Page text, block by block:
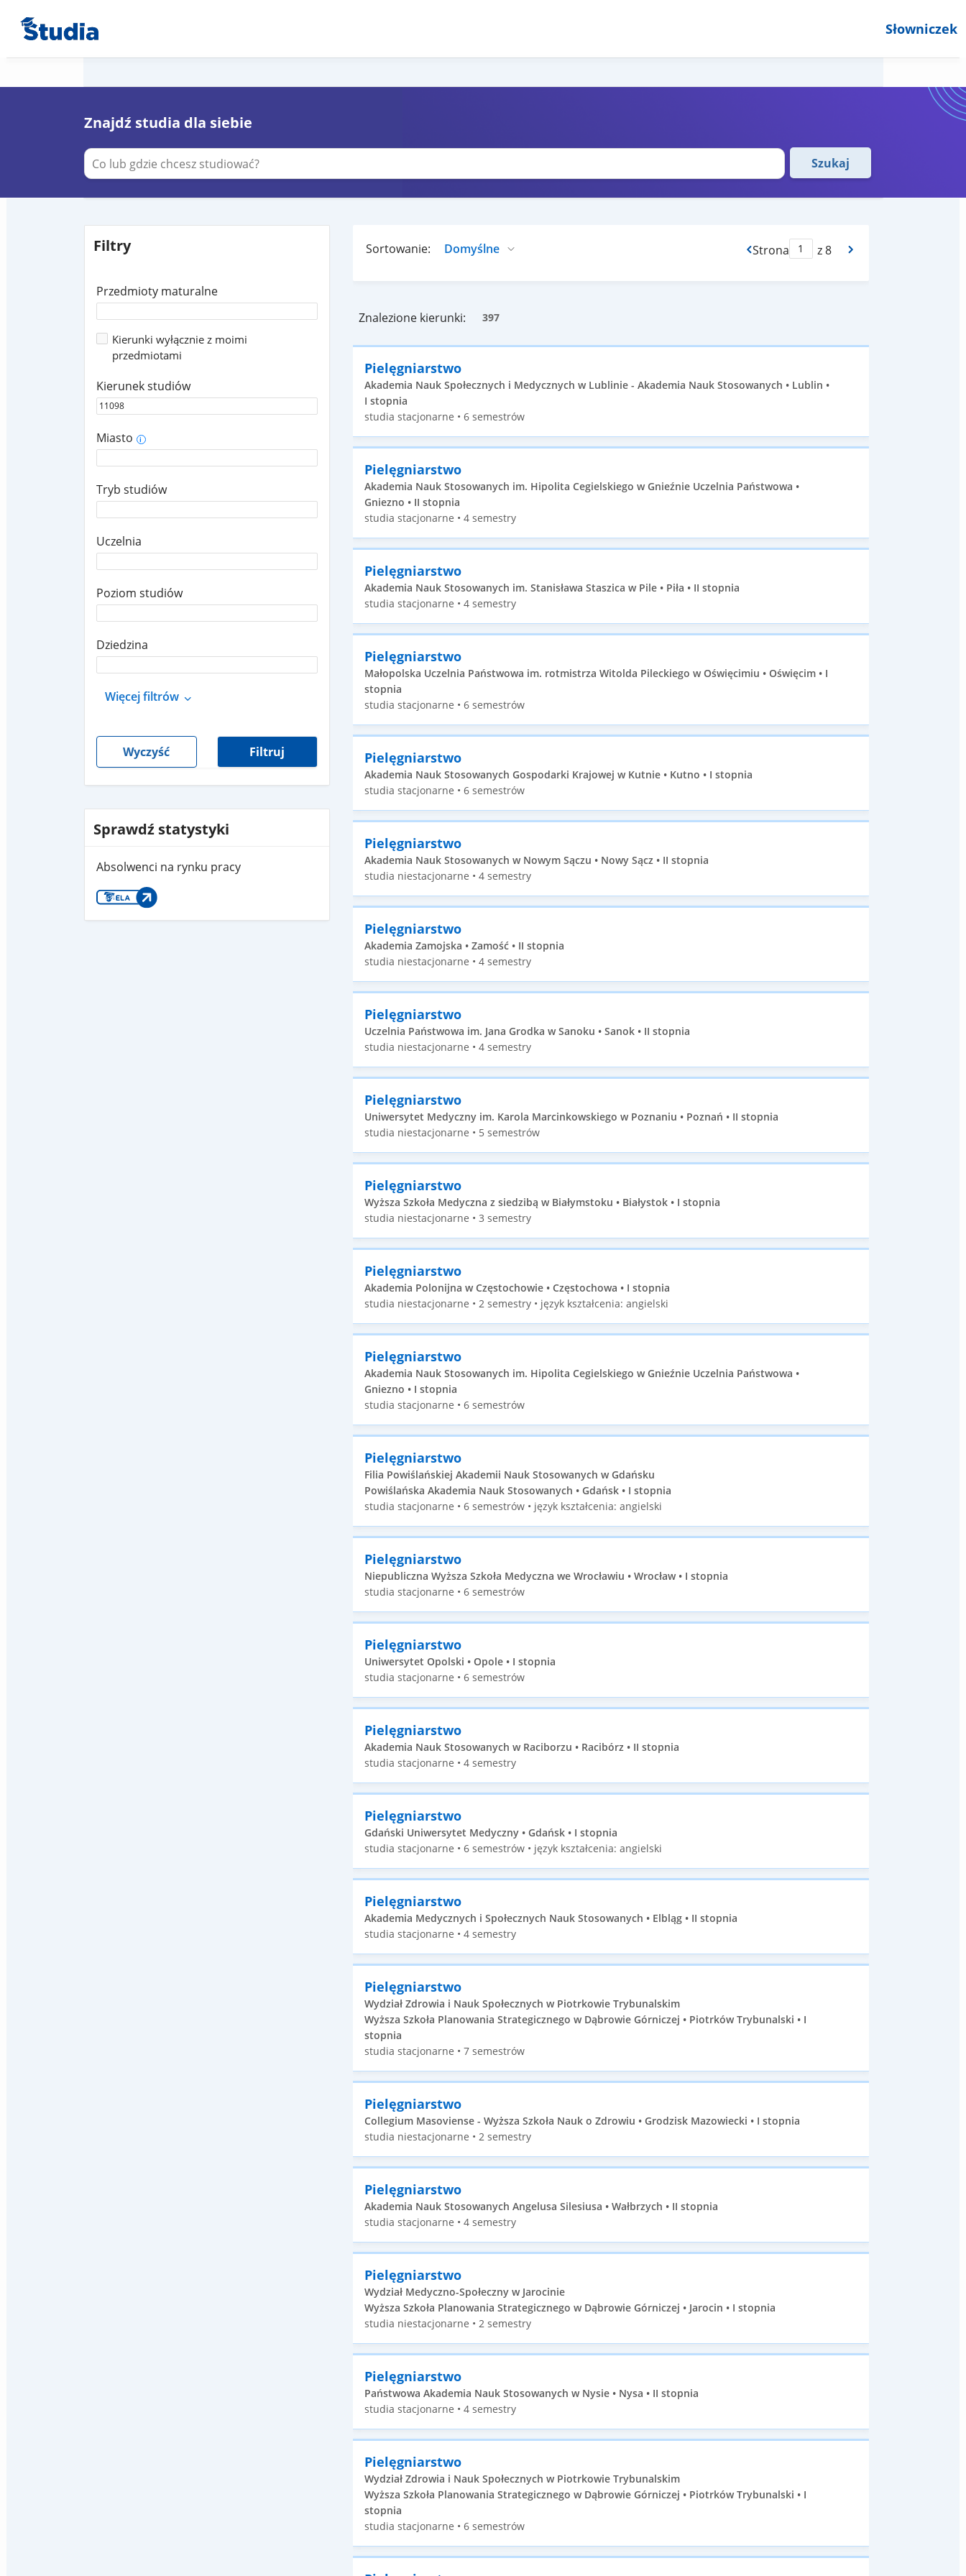
Słowniczek
Znajdź studia dla siebie
Szukaj
Filtry
Przedmioty maturalne
Kierunki wyłącznie z moimi
przedmiotami
Kierunek studiów
Miasto i
Tryb studiów
Uczelnia
Poziom studiów
Dziedzina
Więcej filtrów
Wyczyść Filtruj
Sprawdź statystyki
Absolwenci na rynku pracy
Sortowanie: Strona z 8
Znalezione kierunki: 397
Pielęgniarstwo
Akademia Nauk Społecznych i Medycznych w Lublinie - Akademia Nauk Stosowanych • Lublin •
I stopnia
studia stacjonarne • 6 semestrów
Pielęgniarstwo
Akademia Nauk Stosowanych im. Hipolita Cegielskiego w Gnieźnie Uczelnia Państwowa •
Gniezno • II stopnia
studia stacjonarne • 4 semestry
Pielęgniarstwo
Akademia Nauk Stosowanych im. Stanisława Staszica w Pile • Piła • II stopnia
studia stacjonarne • 4 semestry
Pielęgniarstwo
Małopolska Uczelnia Państwowa im. rotmistrza Witolda Pileckiego w Oświęcimiu • Oświęcim • I
stopnia
studia stacjonarne • 6 semestrów
Pielęgniarstwo
Akademia Nauk Stosowanych Gospodarki Krajowej w Kutnie • Kutno • I stopnia
studia stacjonarne • 6 semestrów
Pielęgniarstwo
Akademia Nauk Stosowanych w Nowym Sączu • Nowy Sącz • II stopnia
studia niestacjonarne • 4 semestry
Pielęgniarstwo
Akademia Zamojska • Zamość • II stopnia
studia niestacjonarne • 4 semestry
Pielęgniarstwo
Uczelnia Państwowa im. Jana Grodka w Sanoku • Sanok • II stopnia
studia niestacjonarne • 4 semestry
Pielęgniarstwo
Uniwersytet Medyczny im. Karola Marcinkowskiego w Poznaniu • Poznań • II stopnia
studia niestacjonarne • 5 semestrów
Pielęgniarstwo
Wyższa Szkoła Medyczna z siedzibą w Białymstoku • Białystok • I stopnia
studia niestacjonarne • 3 semestry
Pielęgniarstwo
Akademia Polonijna w Częstochowie • Częstochowa • I stopnia
studia niestacjonarne • 2 semestry • język kształcenia: angielski
Pielęgniarstwo
Akademia Nauk Stosowanych im. Hipolita Cegielskiego w Gnieźnie Uczelnia Państwowa •
Gniezno • I stopnia
studia stacjonarne • 6 semestrów
Pielęgniarstwo
Filia Powiślańskiej Akademii Nauk Stosowanych w Gdańsku
Powiślańska Akademia Nauk Stosowanych • Gdańsk • I stopnia
studia stacjonarne • 6 semestrów • język kształcenia: angielski
Pielęgniarstwo
Niepubliczna Wyższa Szkoła Medyczna we Wrocławiu • Wrocław • I stopnia
studia stacjonarne • 6 semestrów
Pielęgniarstwo
Uniwersytet Opolski • Opole • I stopnia
studia stacjonarne • 6 semestrów
Pielęgniarstwo
Akademia Nauk Stosowanych w Raciborzu • Racibórz • II stopnia
studia stacjonarne • 4 semestry
Pielęgniarstwo
Gdański Uniwersytet Medyczny • Gdańsk • I stopnia
studia stacjonarne • 6 semestrów • język kształcenia: angielski
Pielęgniarstwo
Akademia Medycznych i Społecznych Nauk Stosowanych • Elbląg • II stopnia
studia stacjonarne • 4 semestry
Pielęgniarstwo
Wydział Zdrowia i Nauk Społecznych w Piotrkowie Trybunalskim
Wyższa Szkoła Planowania Strategicznego w Dąbrowie Górniczej • Piotrków Trybunalski • I
stopnia
studia stacjonarne • 7 semestrów
Pielęgniarstwo
Collegium Masoviense - Wyższa Szkoła Nauk o Zdrowiu • Grodzisk Mazowiecki • I stopnia
studia niestacjonarne • 2 semestry
Pielęgniarstwo
Akademia Nauk Stosowanych Angelusa Silesiusa • Wałbrzych • II stopnia
studia stacjonarne • 4 semestry
Pielęgniarstwo
Wydział Medyczno-Społeczny w Jarocinie
Wyższa Szkoła Planowania Strategicznego w Dąbrowie Górniczej • Jarocin • I stopnia
studia niestacjonarne • 2 semestry
Pielęgniarstwo
Państwowa Akademia Nauk Stosowanych w Nysie • Nysa • II stopnia
studia stacjonarne • 4 semestry
Pielęgniarstwo
Wydział Zdrowia i Nauk Społecznych w Piotrkowie Trybunalskim
Wyższa Szkoła Planowania Strategicznego w Dąbrowie Górniczej • Piotrków Trybunalski • I
stopnia
studia stacjonarne • 6 semestrów